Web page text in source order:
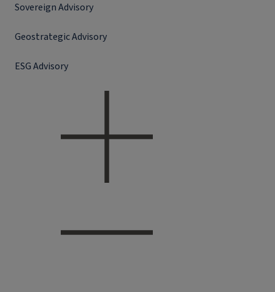
Sovereign Advisory
Geostrategic Advisory
ESG Advisory